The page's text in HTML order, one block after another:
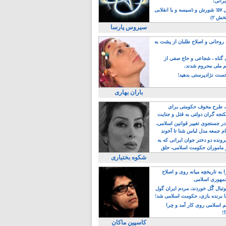
رویداد سال ۵۷؛ شورش و دَسیسه و یا انقلابی
۲)
سیروس پارسا
و اصلاح طلبان از پشت به
گناه ، شجاعی و حاج صفی از
ملی محروم شدند.
نژادپرستی بدهید!
باران بهاری
مخوف حکومتی برای
گران دولتی به قتل و جنایت
جستجوی تغییر قوانین اسلامی،
جمعه مدل لباس شنا تا آخوند
دو دختر جوان ایرانی که به
ماموران حکومت اسلامی، حلق
شکوه بختیاری
به تاریخچه میانه روی و اصلاح
اسلامی
گًل خوردند، مردم ایران گول
برنده بازی، حکومت اسلامی شد!
اسلامی روی کار آمد و چرا
کاسپین ماکان